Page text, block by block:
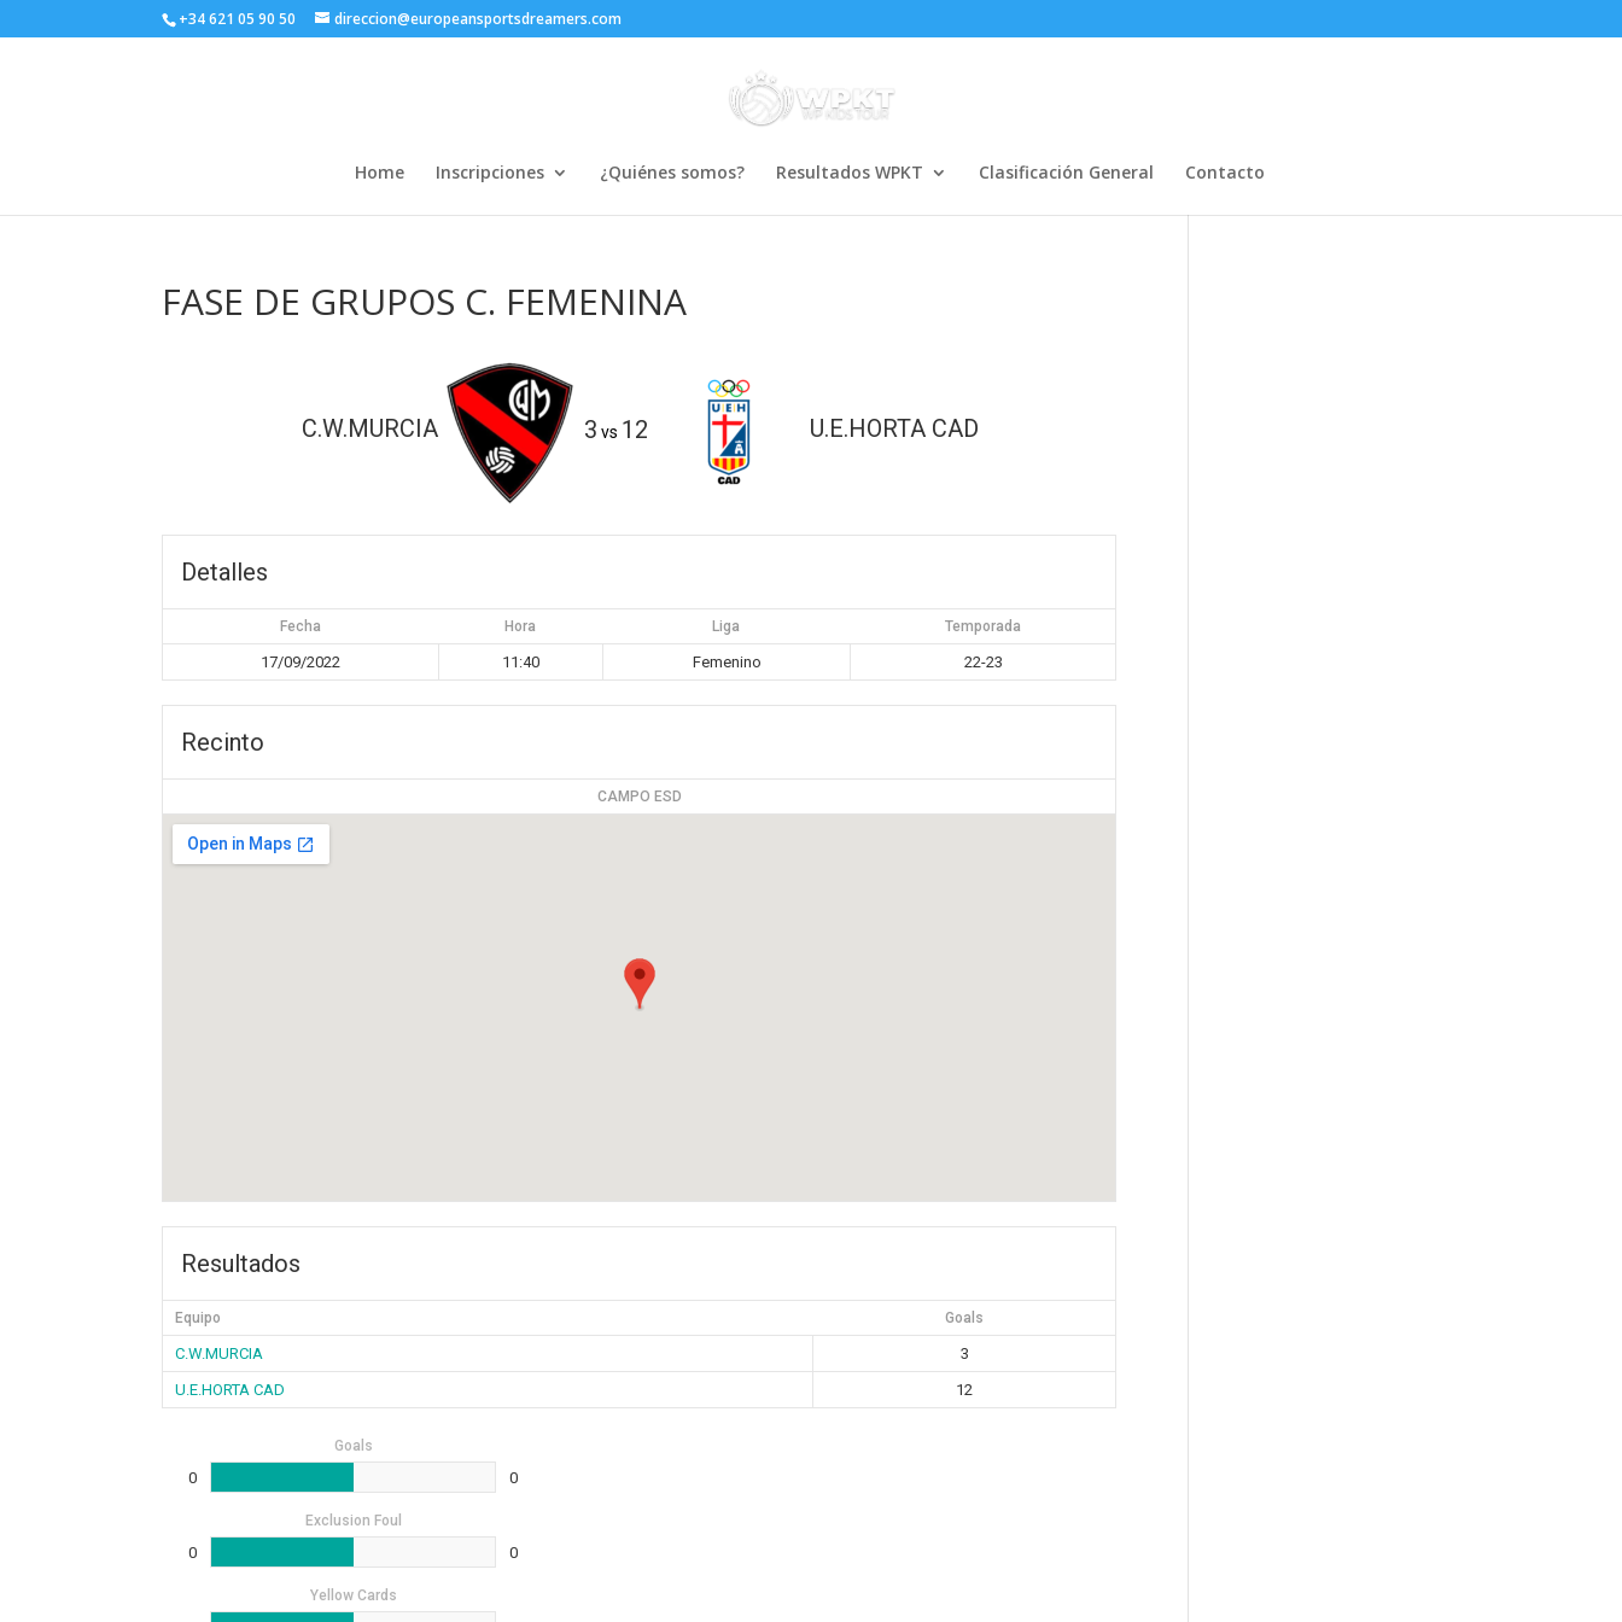
+34 621 05 90 50 direccion@europeansportsdreamers.com
Home Inscripciones ¿Quiénes somos? Resultados WPKT Clasificación General Contacto
FASE DE GRUPOS C. FEMENINA
C.W.MURCIA 3 vs 12 U.E.HORTA CAD
Detalles
Fecha Hora Liga Temporada
17/09/2022 11:40 Femenino 22-23
Recinto
CAMPO ESD
Resultados
Equipo Goals
C.W.MURCIA
3
U.E.HORTA CAD
12
Goals
0 0
Exclusion Foul
0 0
Yellow Cards